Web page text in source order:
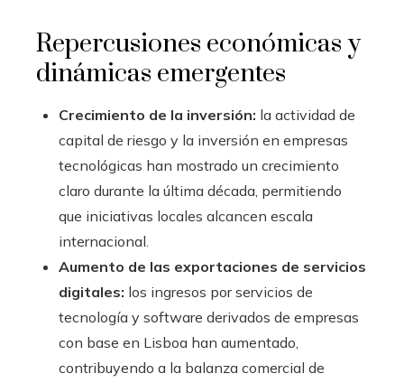
Repercusiones económicas y
dinámicas emergentes
Crecimiento de la inversión: la actividad de
capital de riesgo y la inversión en empresas
tecnológicas han mostrado un crecimiento
claro durante la última década, permitiendo
que iniciativas locales alcancen escala
internacional.
Aumento de las exportaciones de servicios
digitales: los ingresos por servicios de
tecnología y software derivados de empresas
con base en Lisboa han aumentado,
contribuyendo a la balanza comercial de